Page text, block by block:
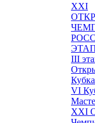
XXI
III
VI
XXI